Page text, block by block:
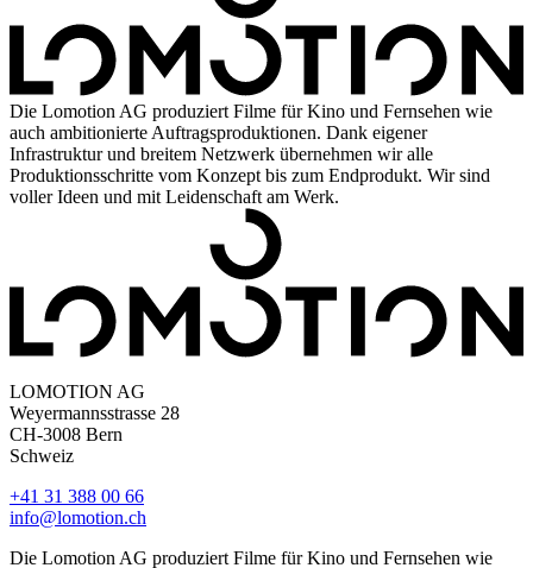
Die Lomotion AG produziert Filme für Kino und Fernsehen wie
auch ambitionierte Auftragsproduktionen. Dank eigener
Infrastruktur und breitem Netzwerk übernehmen wir alle
Produktionsschritte vom Konzept bis zum Endprodukt. Wir sind
voller Ideen und mit Leidenschaft am Werk.
LOMOTION AG
Weyermannsstrasse 28
CH-3008 Bern
Schweiz
+41 31 388 00 66
info@lomotion.ch
Die Lomotion AG produziert Filme für Kino und Fernsehen wie